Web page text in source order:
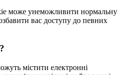
може унеможливити нормальну
вас доступу до певних
містити електронні